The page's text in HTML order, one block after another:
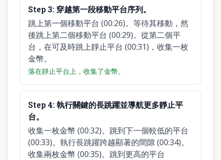
Step3: 穿越第一段移動平台序列。
跳上第一個移動平台 (00:26)。等待其移動，然
後跳上第二個移動平台 (00:29)。從第二個平
台，在可及時跳上靜止平台 (00:31)，收集一枚
金幣。
落在靜止平台上，收集了金幣。
Step4:執行關鍵的長跳躍並導航更多靜止平
台。
收集一枚金幣 (00:32)。跳到下一個較低的平台
(00:33)。執行長跳躍跨越顯著的間隙 (00:34)。
收集兩枚金幣 (00:35)。跳到更高的平台